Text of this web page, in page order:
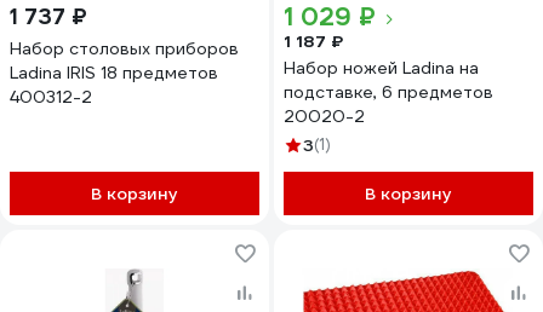
1 737 ₽
Набор столовых приборов
Ladina IRIS 18 предметов
400312-2
В корзину
1 029 ₽
1 187 ₽
Набор ножей Ladina на
подставке, 6 предметов
20020-2
3(1)
В корзину